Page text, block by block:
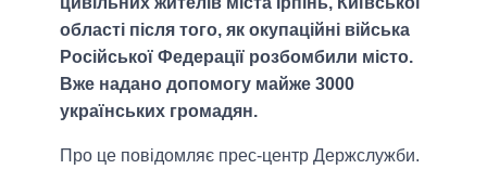
області після того, як окупаційні війська
Російської Федерації розбомбили місто.
Вже надано допомогу майже 3000
українських громадян.
Про це повідомляє прес-центр Держслужби.